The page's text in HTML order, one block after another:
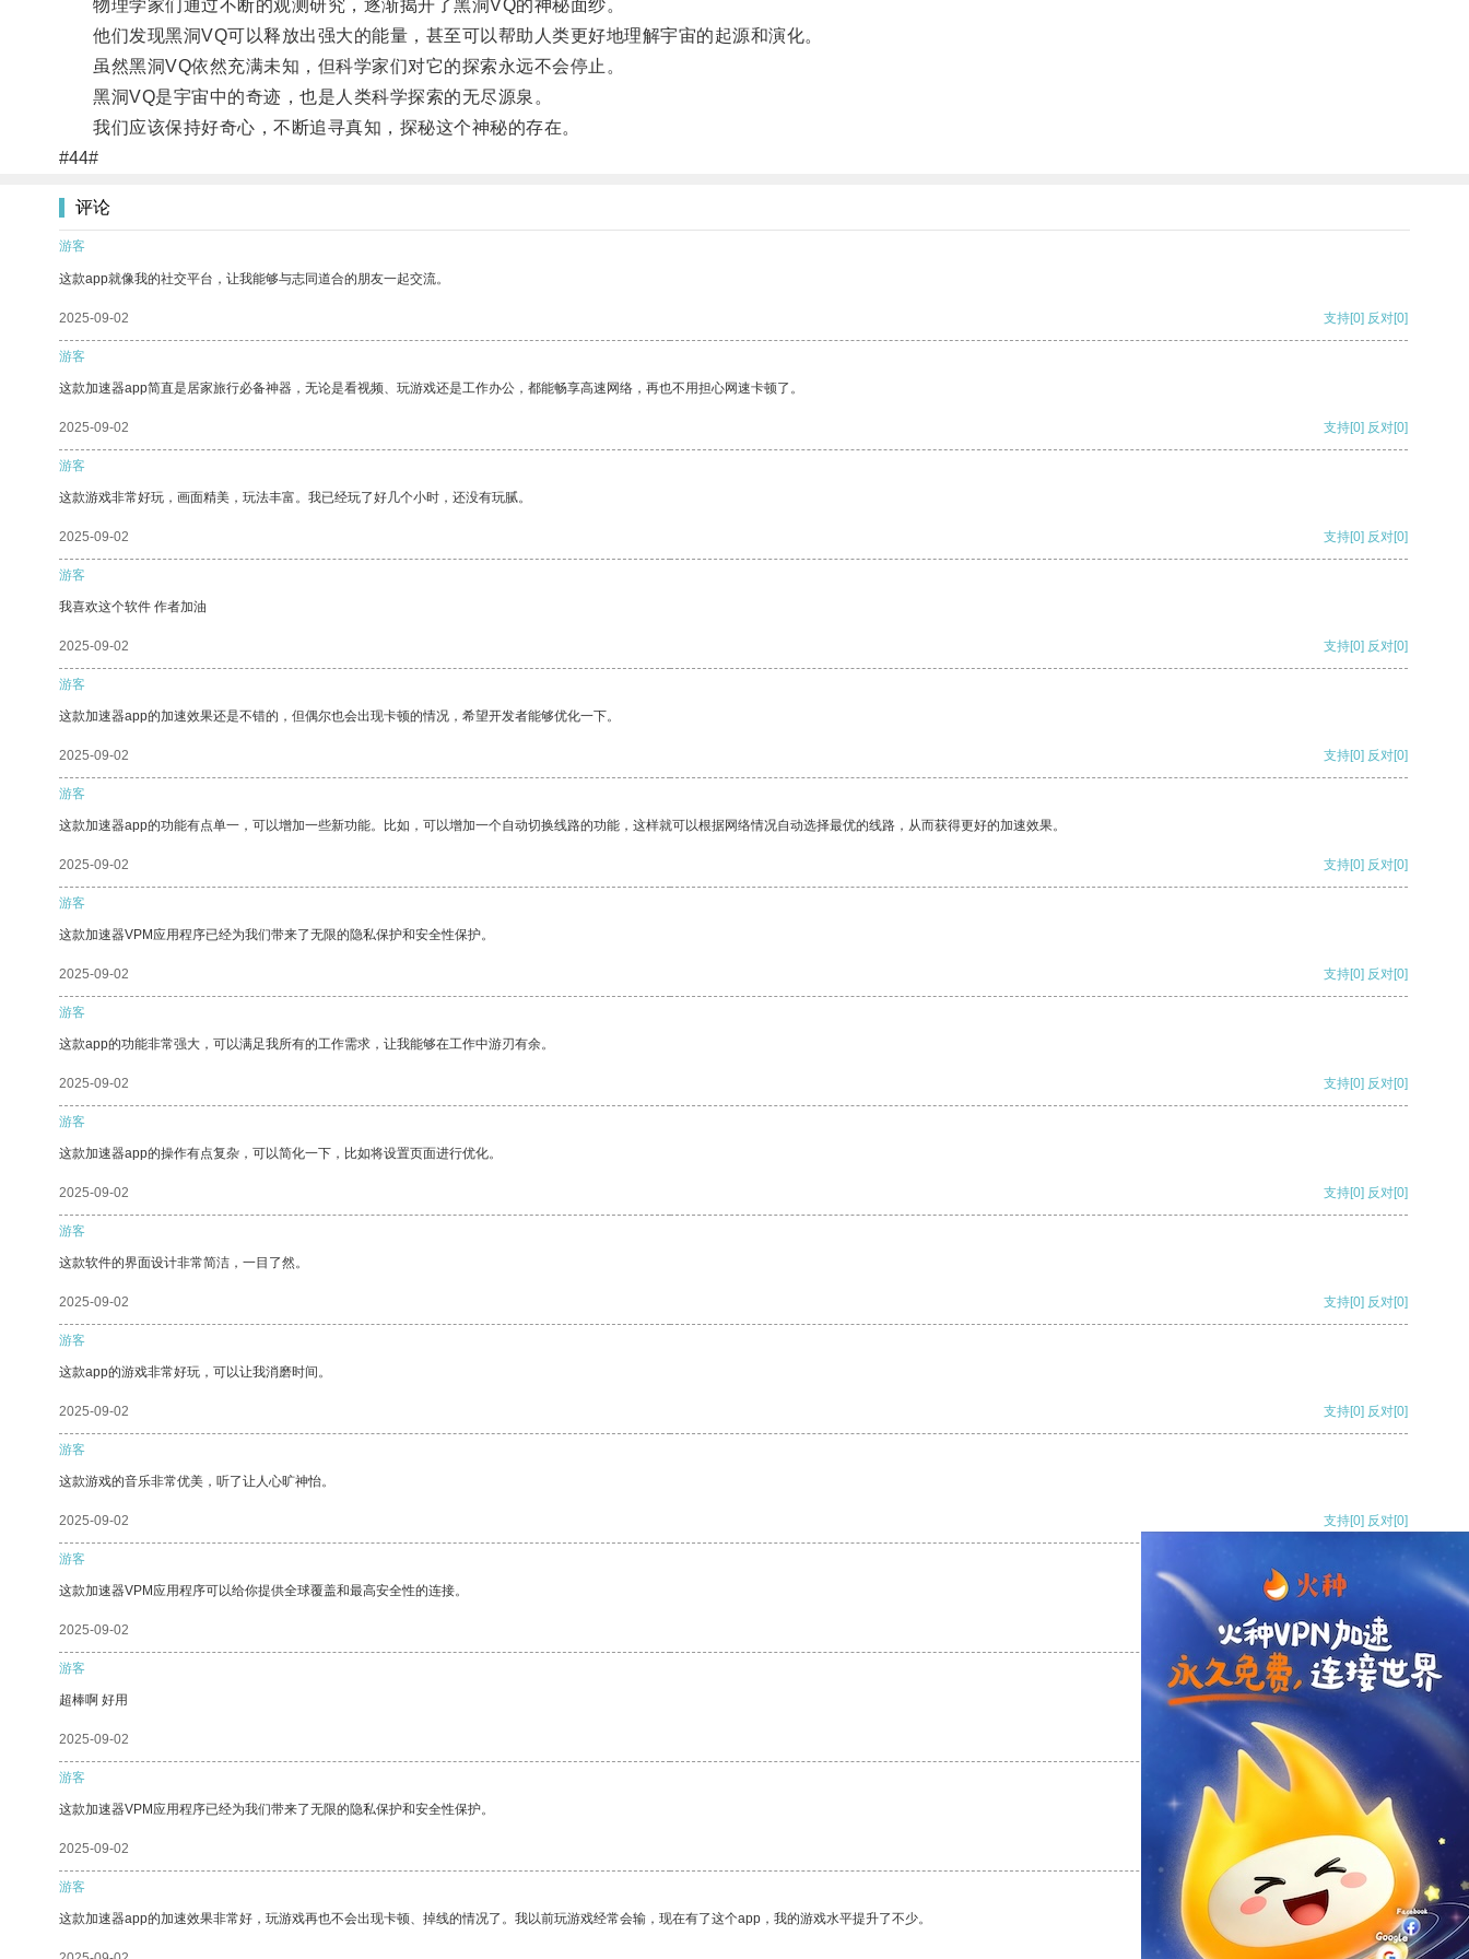
物理学家们通过不断的观测研究，逐渐揭开了黑洞VQ的神秘面纱。
他们发现黑洞VQ可以释放出强大的能量，甚至可以帮助人类更好地理解宇宙的起源和演化。
虽然黑洞VQ依然充满未知，但科学家们对它的探索永远不会停止。
黑洞VQ是宇宙中的奇迹，也是人类科学探索的无尽源泉。
我们应该保持好奇心，不断追寻真知，探秘这个神秘的存在。
#44#
评论
游客
这款app就像我的社交平台，让我能够与志同道合的朋友一起交流。
2025-09-02 支持[0] 反对[0]
游客
这款加速器app简直是居家旅行必备神器，无论是看视频、玩游戏还是工作办公，都能畅享高速网络，再也不用担心网速卡顿了。
2025-09-02 支持[0] 反对[0]
游客
这款游戏非常好玩，画面精美，玩法丰富。我已经玩了好几个小时，还没有玩腻。
2025-09-02 支持[0] 反对[0]
游客
我喜欢这个软件 作者加油
2025-09-02 支持[0] 反对[0]
游客
这款加速器app的加速效果还是不错的，但偶尔也会出现卡顿的情况，希望开发者能够优化一下。
2025-09-02 支持[0] 反对[0]
游客
这款加速器app的功能有点单一，可以增加一些新功能。比如，可以增加一个自动切换线路的功能，这样就可以根据网络情况自动选择最优的线路，从而获得更好的加速效果。
2025-09-02 支持[0] 反对[0]
游客
这款加速器VPM应用程序已经为我们带来了无限的隐私保护和安全性保护。
2025-09-02 支持[0] 反对[0]
游客
这款app的功能非常强大，可以满足我所有的工作需求，让我能够在工作中游刃有余。
2025-09-02 支持[0] 反对[0]
游客
这款加速器app的操作有点复杂，可以简化一下，比如将设置页面进行优化。
2025-09-02 支持[0] 反对[0]
游客
这款软件的界面设计非常简洁，一目了然。
2025-09-02 支持[0] 反对[0]
游客
这款app的游戏非常好玩，可以让我消磨时间。
2025-09-02 支持[0] 反对[0]
游客
这款游戏的音乐非常优美，听了让人心旷神怡。
2025-09-02 支持[0] 反对[0]
游客
这款加速器VPM应用程序可以给你提供全球覆盖和最高安全性的连接。
2025-09-02 支持[0] 反对
游客
超棒啊 好用
2025-09-02 支持
游客
这款加速器VPM应用程序已经为我们带来了无限的隐私保护和安全性保护。
2025-09-02 反对 [0]
游客
这款加速器app的加速效果非常好，玩游戏再也不会出现卡顿、掉线的情况了。我以前玩游戏经常会输，现在有了这个app，我的游戏水平提升了不少。